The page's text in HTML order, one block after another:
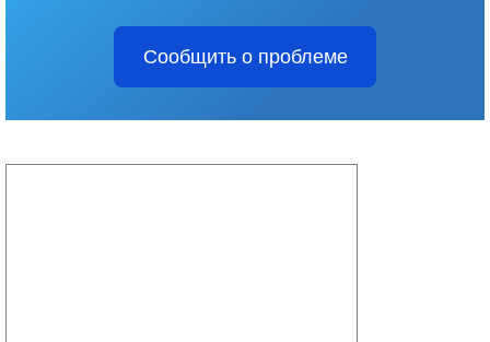
Сообщить о проблеме